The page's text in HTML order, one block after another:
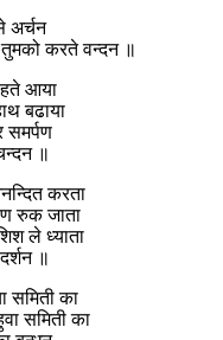
अर्चन
तुमको करते वन्दन ॥
आया
बढाया
॥
करता
रुक जाता
ले ध्याता
॥
समिती का
समिती का